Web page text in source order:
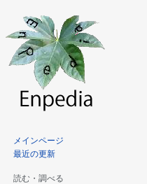
メインページ
最近の更新
読む・調べる